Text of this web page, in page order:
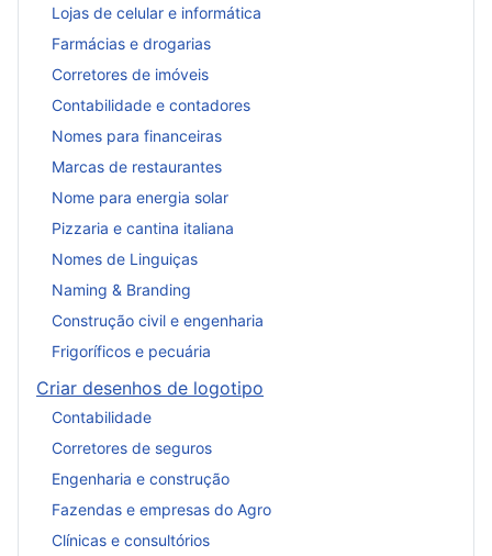
Lojas de celular e informática
Farmácias e drogarias
Corretores de imóveis
Contabilidade e contadores
Nomes para financeiras
Marcas de restaurantes
Nome para energia solar
Pizzaria e cantina italiana
Nomes de Linguiças
Naming & Branding
Construção civil e engenharia
Frigoríficos e pecuária
Criar desenhos de logotipo
Contabilidade
Corretores de seguros
Engenharia e construção
Fazendas e empresas do Agro
Clínicas e consultórios